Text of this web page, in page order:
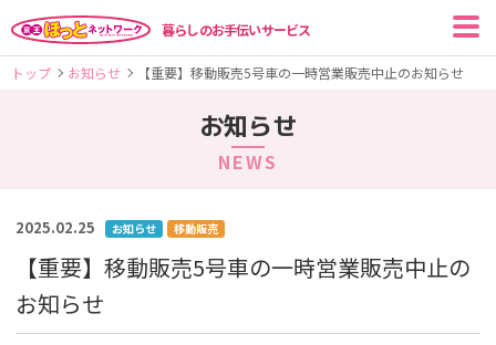
暮らしのお手伝いサービス
トップ お知らせ 【重要】移動販売5号車の一時営業販売中止のお知らせ
お知らせ
NEWS
2025.02.25 お知らせ 移動販売
【重要】移動販売5号車の一時営業販売中止の
お知らせ